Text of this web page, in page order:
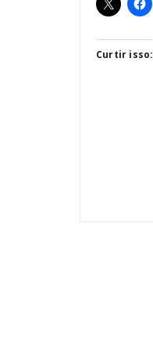
Curtir isso: